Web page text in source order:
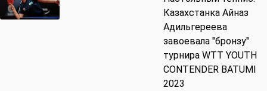
Казахстанка Айназ
Адильгереева
завоевала "бронзу"
турнира WTT YOUTH
CONTENDER BATUMI
2023